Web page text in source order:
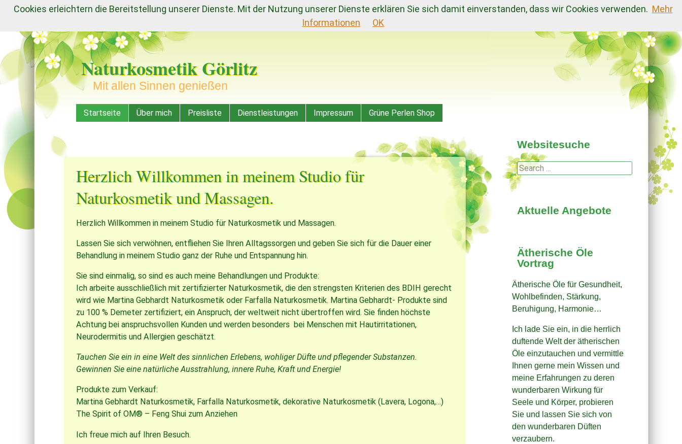
Naturkosmetik Görlitz
Mit allen Sinnen genießen
Menu
Skip to content
Startseite Über mich Preisliste Dienstleistungen Impressum Grüne Perlen Shop
Herzlich Willkommen in meinem Studio für
Naturkosmetik und Massagen.
Herzlich Willkommen in meinem Studio für Naturkosmetik und Massagen.
Lassen Sie sich verwöhnen, entfliehen Sie Ihren Alltagssorgen und geben Sie sich für die Dauer einer
Behandlung in meinem Studio ganz der Ruhe und Entspannung hin.
Sie sind einmalig, so sind es auch meine Behandlungen und Produkte:
Ich arbeite ausschließlich mit zertifizierter Naturkosmetik, die den strengsten Kriterien des BDIH gerecht
wird wie Martina Gebhardt Naturkosmetik oder Farfalla Naturkosmetik. Martina Gebhardt- Produkte sind
zu 100 % Demeter zertifiziert, ein Anspruch, der weltweit nicht übertroffen wird. Sie finden höchste
Achtung bei anspruchsvollen Kunden und werden besonders bei Menschen mit Hautirritationen,
Neurodermitis und Allergien geschätzt.
Tauchen Sie ein in eine Welt des sinnlichen Erlebens, wohliger Düfte und pflegender Substanzen.
Gewinnen Sie eine natürliche Ausstrahlung, innere Ruhe, Kraft und Energie!
Produkte zum Verkauf:
Martina Gebhardt Naturkosmetik, Farfalla Naturkosmetik, dekorative Naturkosmetik (Lavera, Logona,…)
The Spirit of OM® – Feng Shui zum Anziehen
Ich freue mich auf Ihren Besuch.
Websitesuche
Search
Aktuelle Angebote
Ätherische Öle
Vortrag
Ätherische Öle für Gesundheit,
Wohlbefinden, Stärkung,
Beruhigung, Harmonie…
Ich lade Sie ein, in die herrlich
duftende Welt der ätherischen
Öle einzutauchen und vermittle
Ihnen gerne mein Wissen und
meine Erfahrungen zu deren
wunderbaren Wirkung für
Seele und Körper, probieren
Sie und lassen Sie sich von
den wunderbaren Düften
verzaubern.
Cookies erleichtern die Bereitstellung unserer Dienste. Mit der Nutzung unserer Dienste erklären Sie sich damit einverstanden, dass wir Cookies verwenden. Mehr
Informationen
OK